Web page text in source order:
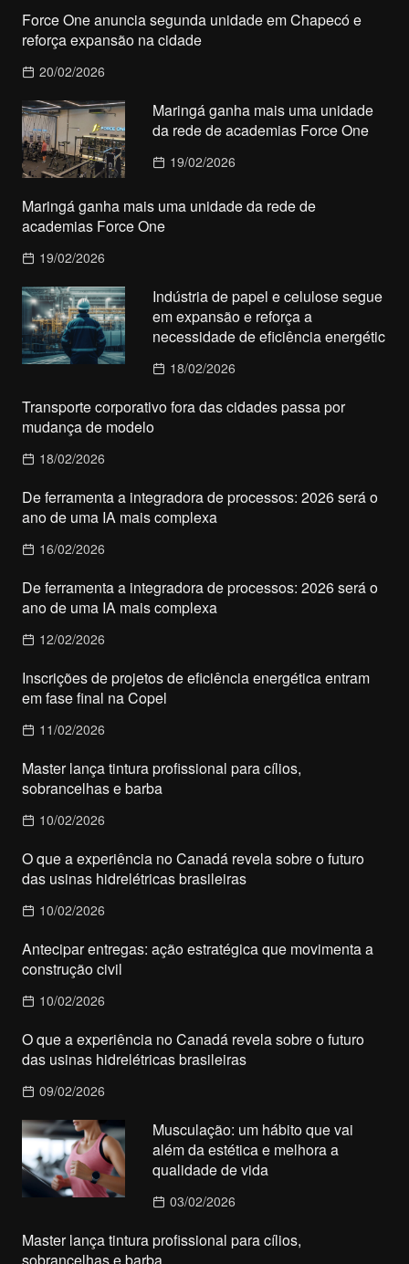
Force One anuncia segunda unidade em Chapecó e
reforça expansão na cidade
20/02/2026
Maringá ganha mais uma unidade
da rede de academias Force One
19/02/2026
Maringá ganha mais uma unidade da rede de
academias Force One
19/02/2026
Indústria de papel e celulose segue
em expansão e reforça a
necessidade de eficiência energétic
18/02/2026
Transporte corporativo fora das cidades passa por
mudança de modelo
18/02/2026
De ferramenta a integradora de processos: 2026 será o
ano de uma IA mais complexa
16/02/2026
De ferramenta a integradora de processos: 2026 será o
ano de uma IA mais complexa
12/02/2026
Inscrições de projetos de eficiência energética entram
em fase final na Copel
11/02/2026
Master lança tintura profissional para cílios,
sobrancelhas e barba
10/02/2026
O que a experiência no Canadá revela sobre o futuro
das usinas hidrelétricas brasileiras
10/02/2026
Antecipar entregas: ação estratégica que movimenta a
construção civil
10/02/2026
O que a experiência no Canadá revela sobre o futuro
das usinas hidrelétricas brasileiras
09/02/2026
Musculação: um hábito que vai
além da estética e melhora a
qualidade de vida
03/02/2026
Master lança tintura profissional para cílios,